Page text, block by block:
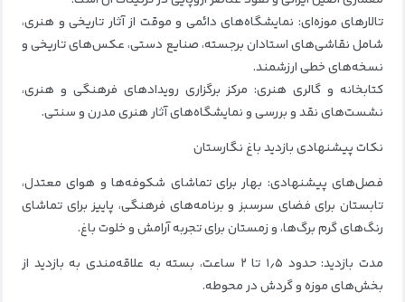
تالارهای موزه‌ای: نمایشگاه‌های دائمی و موقت از آثار تاریخی و هنری،
شامل نقاشی‌های استادان برجسته، صنایع دستی، عکس‌های تاریخی و
نسخه‌های خطی ارزشمند.
کتابخانه و گالری هنری: مرکز برگزاری رویدادهای فرهنگی و هنری،
نشست‌های نقد و بررسی و نمایشگاه‌های آثار هنری مدرن و سنتی.
نکات پیشنهادی بازدید باغ نگارستان
فصل‌های پیشنهادی: بهار برای تماشای شکوفه‌ها و هوای معتدل،
تابستان برای فضای سرسبز و برنامه‌های فرهنگی، پاییز برای تماشای
رنگ‌های گرم برگ‌ها، و زمستان برای تجربه آرامش و خلوت باغ.
مدت بازدید: حدود ۱٫۵ تا ۲ ساعت، بسته به علاقه‌مندی به بازدید از
بخش‌های موزه و گردش در محوطه.